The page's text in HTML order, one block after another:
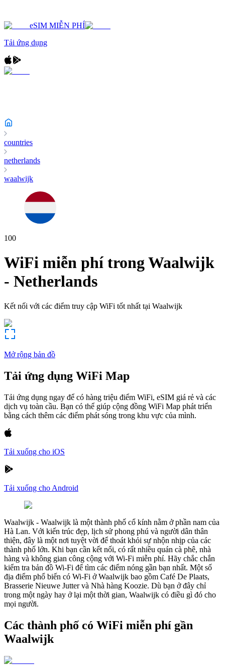
eSIM MIỄN PHÍ
Tải ứng dụng
countries
netherlands
waalwijk
100
WiFi miễn phí trongWaalwijk
- Netherlands
Kết nối với các điểm truy cập WiFi tốt nhất tại Waalwijk
Mở rộng bản đồ
Tải ứng dụng WiFi Map
Tải ứng dụng ngay để có hàng triệu điểm WiFi, eSIM giá rẻ và các
dịch vụ toàn cầu. Bạn có thể giúp cộng đồng WiFi Map phát triển
bằng cách thêm các điểm phát sóng trong khu vực của mình.
Tải xuống cho iOS
Tải xuống cho Android
Waalwijk - Waalwijk là một thành phố cổ kính nằm ở phần nam của
Hà Lan. Với kiến trúc đẹp, lịch sử phong phú và người dân thân
thiện, đây là một nơi tuyệt vời để thoát khỏi sự nhộn nhịp của các
thành phố lớn. Khi bạn cần kết nối, có rất nhiều quán cà phê, nhà
hàng và không gian công cộng với Wi-Fi miễn phí. Hãy chắc chắn
kiểm tra bản đồ Wi-Fi để tìm các điểm nóng gần bạn nhất. Một số
địa điểm phổ biến có Wi-Fi ở Waalwijk bao gồm Café De Plaats,
Brasserie Nieuwe Jutter và Nhà hàng Koozie. Dù bạn ở đây chỉ
trong một ngày hay ở lại một thời gian, Waalwijk có điều gì đó cho
mọi người.
Các thành phố có WiFi miễn phí gần
Waalwijk